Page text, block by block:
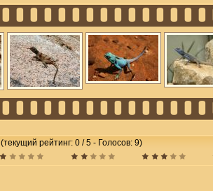
(текущий рейтинг: 0 / 5 - Голосов: 9)